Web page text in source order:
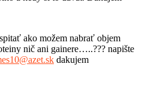
ako možem nabrať objem
nič ani gainere…..??? napište
dakujem